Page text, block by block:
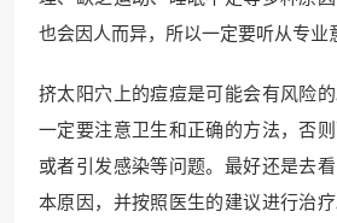
也会因人而异，所以一定要听从专业
挤太阳穴上的痘痘是可能会有风险的
一定要注意卫生和正确的方法，否
或者引发感染等问题。最好还是去
本原因，并按照医生的建议进行治